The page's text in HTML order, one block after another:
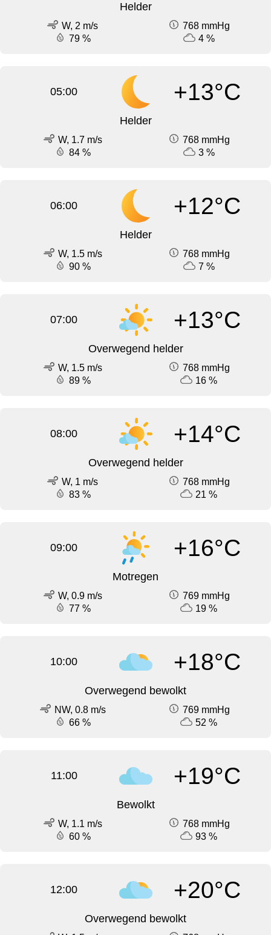
Helder
W, 2 m/s
768 mmHg
79 %
4 %
05:00 +13°C
Helder
W, 1.7 m/s
768 mmHg
84 %
3 %
06:00 +12°C
Helder
W, 1.5 m/s
768 mmHg
90 %
7 %
07:00 +13°C
Overwegend helder
W, 1.5 m/s
768 mmHg
89 %
16 %
08:00 +14°C
Overwegend helder
W, 1 m/s
768 mmHg
83 %
21 %
09:00 +16°C
Motregen
W, 0.9 m/s
769 mmHg
77 %
19 %
10:00 +18°C
Overwegend bewolkt
NW, 0.8 m/s
769 mmHg
66 %
52 %
11:00 +19°C
Bewolkt
W, 1.1 m/s
768 mmHg
60 %
93 %
12:00 +20°C
Overwegend bewolkt